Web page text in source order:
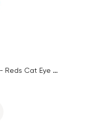
Molly Nails Hybrid LED/UV géllakk - Reds Cat Eye Red č. 234, 8g